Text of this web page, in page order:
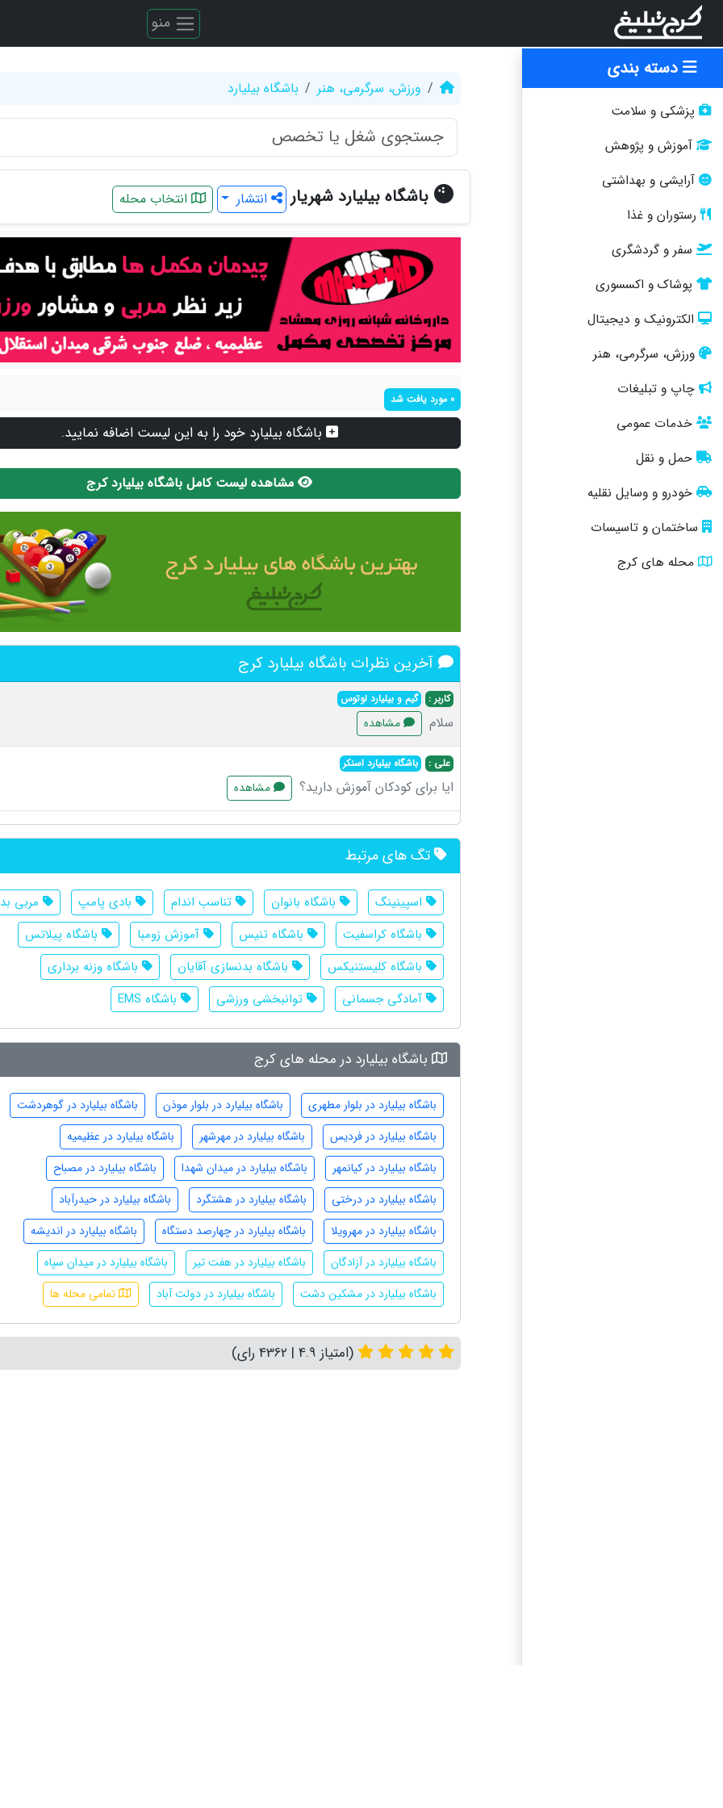
منو
دسته بندی
پزشکی و سلامت
آموزش و پژوهش
آرایشی و بهداشتی
رستوران و غذا
سفر و گردشگری
پوشاک و اکسسوری
الکترونیک و دیجیتال
ورزش، سرگرمی، هنر
چاپ و تبلیغات
خدمات عمومی
حمل و نقل
خودرو و وسایل نقلیه
ساختمان و تاسیسات
محله های کرج
ورزش، سرگرمی، هنر باشگاه بیلیارد
باشگاه بیلیارد شهریار انتشار انتخاب محله
0 مورد یافت شد
باشگاه بیلیارد خود را به این لیست اضافه نمایید.
مشاهده لیست کامل باشگاه بیلیارد کرج
آخرین نظرات باشگاه بیلیارد کرج
کاربر : گیم و بیلیارد لوتوس
سلام مشاهده
علی : باشگاه بیلیارد اسنکر
ایا برای کودکان آموزش دارید؟ مشاهده
تگ های مرتبط
اسپینینگ باشگاه بانوان تناسب اندام بادی پامپ
مربی
باشگاه کراسفیت
باشگاه تنیس آموزش زومبا
باشگاه پیلاتس
باشگاه کلیستنیکس
باشگاه بدنسازی آقایان
باشگاه وزنه برداری
آمادگی جسمانی
توانبخشی ورزشی باشگاه EMS
باشگاه بیلیارد در محله های کرج
باشگاه بیلیارد در بلوار مطهری باشگاه بیلیارد در بلوار موذن
باشگاه بیلیارد در گوهردشت
باشگاه بیلیارد در فردیس
باشگاه بیلیارد در مهرشهر
باشگاه بیلیارد در عظیمیه
باشگاه بیلیارد در کیانمهر
باشگاه بیلیارد در میدان شهدا
باشگاه بیلیارد در مصباح
باشگاه بیلیارد در درختی
باشگاه بیلیارد در هشتگرد
باشگاه بیلیارد در حیدرآباد
باشگاه بیلیارد در مهرویلا
باشگاه بیلیارد در چهارصد دستگاه
باشگاه بیلیارد در اندیشه
باشگاه بیلیارد در آزادگان
باشگاه بیلیارد در هفت تیر
باشگاه بیلیارد در میدان سپاه
باشگاه بیلیارد در مشکین دشت
باشگاه بیلیارد در دولت آباد تمامی محله ها
(امتیاز 4.9 | 4362 رای)